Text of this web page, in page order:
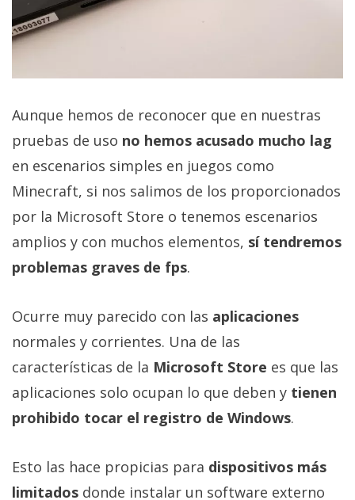
Aunque hemos de reconocer que en nuestras
pruebas de uso no hemos acusado mucho lag
en escenarios simples en juegos como
Minecraft, si nos salimos de los proporcionados
por la Microsoft Store o tenemos escenarios
amplios y con muchos elementos, sí tendremos
problemas graves de fps.
Ocurre muy parecido con las aplicaciones
normales y corrientes. Una de las
características de la Microsoft Store es que las
aplicaciones solo ocupan lo que deben y tienen
prohibido tocar el registro de Windows.
Esto las hace propicias para dispositivos más
limitados donde instalar un software externo